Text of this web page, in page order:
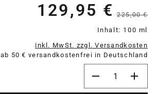
Verkaufspreis:
129,95 € 225,00 €
Inhalt: 100 ml
inkl. MwSt. zzgl. Versandkosten
ab 50 € versandkostenfrei in Deutschland